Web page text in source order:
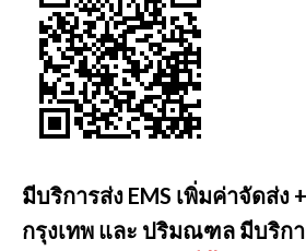
มีบริการส่ง EMS เพิ่มค่าจัดส่ง
กรุงเทพ และ ปริมณฑล มีบริก